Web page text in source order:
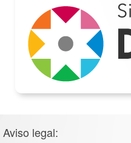
Aviso legal: